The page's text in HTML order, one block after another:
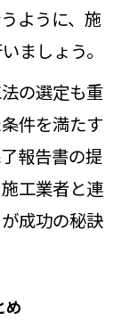
ように、施
ましょう。
の選定も重
件を満たす
報告書の提
工業者と連
成功の秘訣
め